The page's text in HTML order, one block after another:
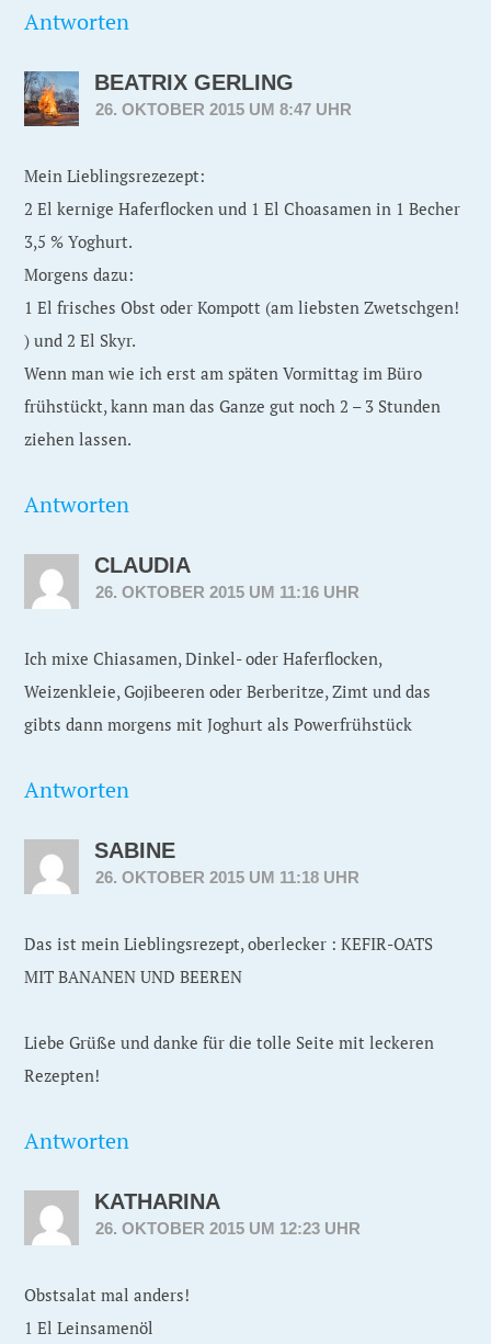
Antworten
BEATRIX GERLING
26. OKTOBER 2015 UM 8:47 UHR
Mein Lieblingsrezezept:
2 El kernige Haferflocken und 1 El Choasamen in 1 Becher
3,5 % Yoghurt.
Morgens dazu:
1 El frisches Obst oder Kompott (am liebsten Zwetschgen!
) und 2 El Skyr.
Wenn man wie ich erst am späten Vormittag im Büro
frühstückt, kann man das Ganze gut noch 2 – 3 Stunden
ziehen lassen.
Antworten
CLAUDIA
26. OKTOBER 2015 UM 11:16 UHR
Ich mixe Chiasamen, Dinkel- oder Haferflocken,
Weizenkleie, Gojibeeren oder Berberitze, Zimt und das
gibts dann morgens mit Joghurt als Powerfrühstück
Antworten
SABINE
26. OKTOBER 2015 UM 11:18 UHR
Das ist mein Lieblingsrezept, oberlecker : KEFIR-OATS
MIT BANANEN UND BEEREN
Liebe Grüße und danke für die tolle Seite mit leckeren
Rezepten!
Antworten
KATHARINA
26. OKTOBER 2015 UM 12:23 UHR
Obstsalat mal anders!
1 El Leinsamenöl